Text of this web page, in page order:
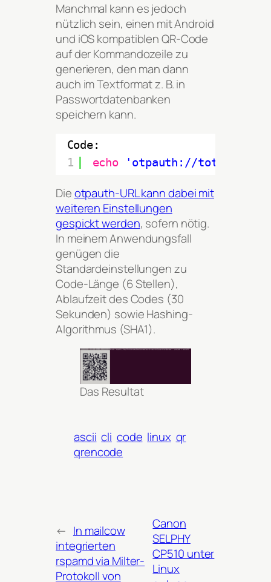
Manchmal kann es jedoch
nützlich sein, einen mit Android
und iOS kompatiblen QR-Code
auf der Kommandozeile zu
generieren, den man dann
auch im Textformat z. B. in
Passwortdatenbanken
speichern kann.
Code:
1
echo 'otpauth://totp/
Dieotpauth-URL kann dabei mit
weiteren Einstellungen
gespickt werden, sofern nötig.
In meinem Anwendungsfall
genügen die
Standardeinstellungen zu
Code-Länge (6 Stellen),
Ablaufzeit des Codes (30
Sekunden) sowie Hashing-
Algorithmus (SHA1).
Das Resultat
ascii cli code linux qr
qrencode
← In mailcow
integrierten
rspamd via Milter-
Protokoll von
Canon
SELPHY
CP510 unter
Linux